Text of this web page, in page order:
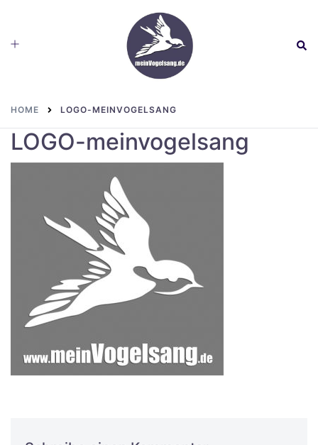
content
Toggle
HOME LOGO-MEINVOGELSANG
LOGO-meinvogelsang